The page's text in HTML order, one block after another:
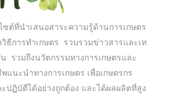
ซต์ที่นำเสนอสาระความรู้ด้านการเกษตร
ธีการทำเกษตร รวบรวมข่าวสารและเท
รวมถึงนวัตกรรมทางการเกษตรและ
แนะนำทางการเกษตร เพื่อเกษตรกร
ปฏิบัตืได้อย่างถูกต้อง และได้ผลผลิตที่สูง